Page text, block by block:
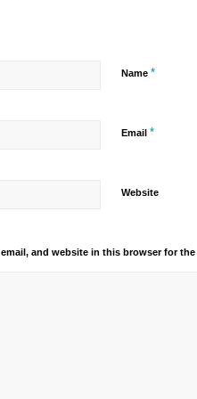
Name *
Email *
Website
email, and website in this browser for